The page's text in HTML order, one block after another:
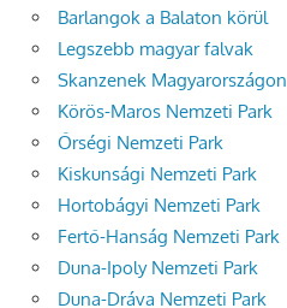
Barlangok a Balaton körül
Legszebb magyar falvak
Skanzenek Magyarországon
Körös-Maros Nemzeti Park
Őrségi Nemzeti Park
Kiskunsági Nemzeti Park
Hortobágyi Nemzeti Park
Fertő-Hanság Nemzeti Park
Duna-Ipoly Nemzeti Park
Duna-Dráva Nemzeti Park